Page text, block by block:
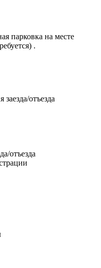
парковка на месте
.
отъезда
отъезда